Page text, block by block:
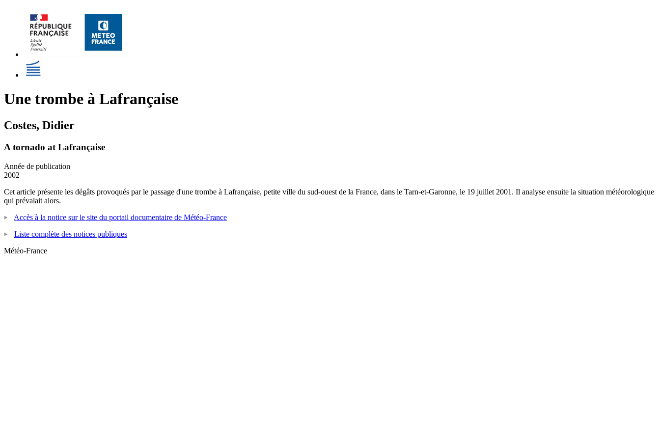
Une trombe à Lafrançaise
Costes, Didier
A tornado at Lafrançaise
Année de publication
2002
Cet article présente les dégâts provoqués par le passage d'une trombe à Lafrançaise, petite ville du sud-ouest de la France, dans le Tarn-et-Garonne, le 19 juillet 2001. Il analyse ensuite la situation météorologique
qui prévalait alors.
Accès à la notice sur le site du portail documentaire de Météo-France
Liste complète des notices publiques
Météo-France